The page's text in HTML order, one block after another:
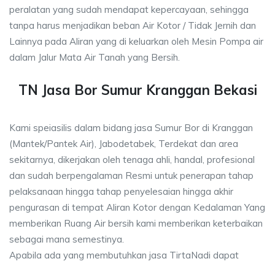
peralatan yang sudah mendapat kepercayaan, sehingga
tanpa harus menjadikan beban Air Kotor / Tidak Jernih dan
Lainnya pada Aliran yang di keluarkan oleh Mesin Pompa air
dalam Jalur Mata Air Tanah yang Bersih.
TN Jasa Bor Sumur Kranggan Bekasi
Kami speiasilis dalam bidang jasa Sumur Bor di Kranggan
(Mantek/Pantek Air), Jabodetabek, Terdekat dan area
sekitarnya, dikerjakan oleh tenaga ahli, handal, profesional
dan sudah berpengalaman Resmi untuk penerapan tahap
pelaksanaan hingga tahap penyelesaian hingga akhir
pengurasan di tempat Aliran Kotor dengan Kedalaman Yang
memberikan Ruang Air bersih kami memberikan keterbaikan
sebagai mana semestinya.
Apabila ada yang membutuhkan jasa TirtaNadi dapat